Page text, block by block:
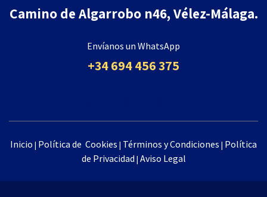
Camino de Algarrobo n46, Vélez-Málaga.
Envíanos un WhatsApp
+34 694 456 375
Inicio | Política de Cookies | Términos y Condiciones | Política
de Privacidad | Aviso​ Legal